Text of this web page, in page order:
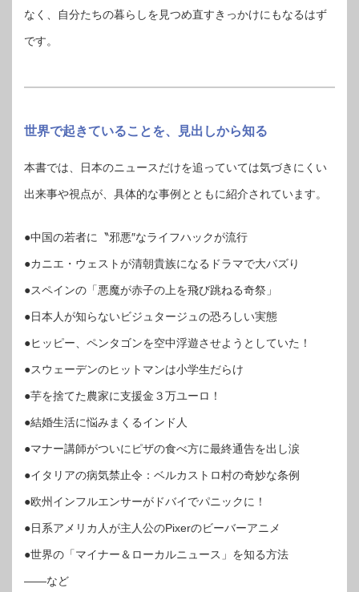
なく、自分たちの暮らしを見つめ直すきっかけにもなるはず
です。
世界で起きていることを、見出しから知る
本書では、日本のニュースだけを追っていては気づきにくい
出来事や視点が、具体的な事例とともに紹介されています。
●中国の若者に〝邪悪″なライフハックが流行
●カニエ・ウェストが清朝貴族になるドラマで大バズり
●スペインの「悪魔が赤子の上を飛び跳ねる奇祭」
●日本人が知らないビジュタージュの恐ろしい実態
●ヒッピー、ペンタゴンを空中浮遊させようとしていた！
●スウェーデンのヒットマンは小学生だらけ
●芋を捨てた農家に支援金３万ユーロ！
●結婚生活に悩みまくるインド人
●マナー講師がついにピザの食べ方に最終通告を出し涙
●イタリアの病気禁止令：ベルカストロ村の奇妙な条例
●欧州インフルエンサーがドバイでパニックに！
●日系アメリカ人が主人公のPixerのビーバーアニメ
●世界の「マイナー＆ローカルニュース」を知る方法
――など